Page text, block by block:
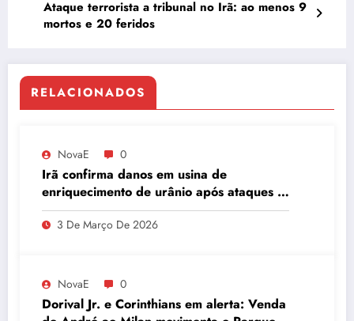
Ataque terrorista a tribunal no Irã: ao menos 9
mortos e 20 feridos
RELACIONADOS
NovaE 0
Irã confirma danos em usina de
enriquecimento de urânio após ataques e
embaixador evita detalhes sobre
quantidade de urânio enriquecido
3 De Março De 2026
NovaE 0
Dorival Jr. e Corinthians em alerta: Venda